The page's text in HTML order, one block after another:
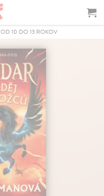
OD 10 DO 13 ROKOV